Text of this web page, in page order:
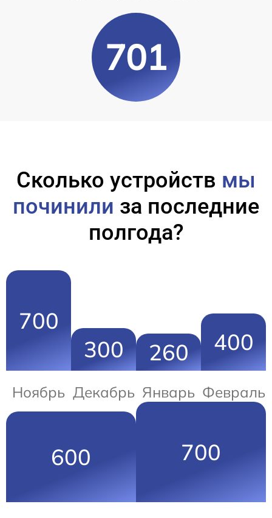
701
Сколько устройств мы
починили за последние
полгода?
700
Ноябрь
300
Декабрь
260
Январь
400
Февраль
600 700